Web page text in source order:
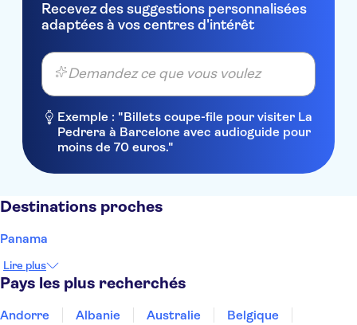
Recevez des suggestions personnalisées
adaptées à vos centres d'intérêt
Demandez ce que vous voulez
Exemple : "Billets coupe-file pour visiter La
Pedrera à Barcelone avec audioguide pour
moins de 70 euros."
Destinations proches
Panama
Lire plus
Pays les plus recherchés
Andorre Albanie Australie
Belgique